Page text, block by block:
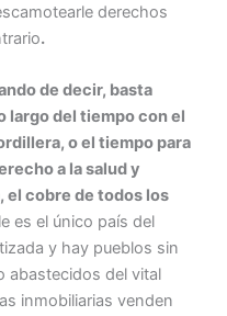
derechos
.
de decir, basta
largo del tiempo con el
o el tiempo para
a la salud y
el cobre de todos los
es el único país del
y hay pueblos sin
abastecidos del vital
inmobiliarias venden